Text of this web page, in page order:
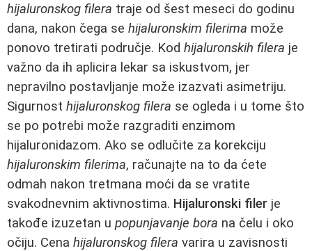
hijaluronskog filera traje od šest meseci do godinu
dana, nakon čega se hijaluronskim filerima može
ponovo tretirati područje. Kod hijaluronskih filera je
važno da ih aplicira lekar sa iskustvom, jer
nepravilno postavljanje može izazvati asimetriju.
Sigurnost hijaluronskog filera se ogleda i u tome što
se po potrebi može razgraditi enzimom
hijaluronidazom. Ako se odlučite za korekciju
hijaluronskim filerima, računajte na to da ćete
odmah nakon tretmana moći da se vratite
svakodnevnim aktivnostima. Hijaluronski filer je
takođe izuzetan u popunjavanje bora na čelu i oko
očiju. Cena hijaluronskog filera varira u zavisnosti